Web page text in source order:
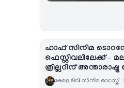
ഹാഫ് സിനിമ
ഫെസ്റ്റിവലിലേക്ക്
ത്രില്ലറിന്
കേരള ടിവി സിനിമ ഡെസ്ക്